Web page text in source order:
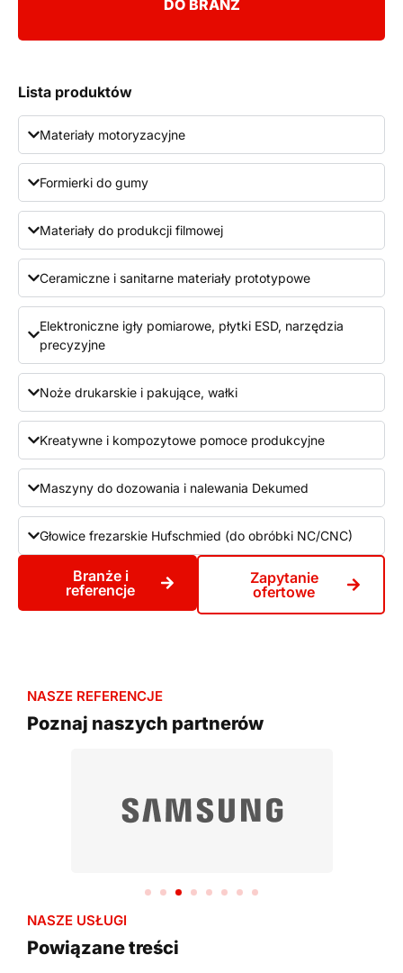
DO BRANŻ
Lista produktów
Materiały motoryzacyjne
Formierki do gumy
Materiały do produkcji filmowej
Ceramiczne i sanitarne materiały prototypowe
Elektroniczne igły pomiarowe, płytki ESD, narzędzia
precyzyjne
Noże drukarskie i pakujące, wałki
Kreatywne i kompozytowe pomoce produkcyjne
Maszyny do dozowania i nalewania Dekumed
Głowice frezarskie Hufschmied (do obróbki NC/CNC)
Branże i
referencje
Zapytanie
ofertowe
NASZE REFERENCJE
Poznaj naszych partnerów
NASZE USŁUGI
Powiązane treści